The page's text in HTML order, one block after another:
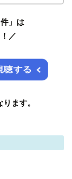
」は
／
する
ます。